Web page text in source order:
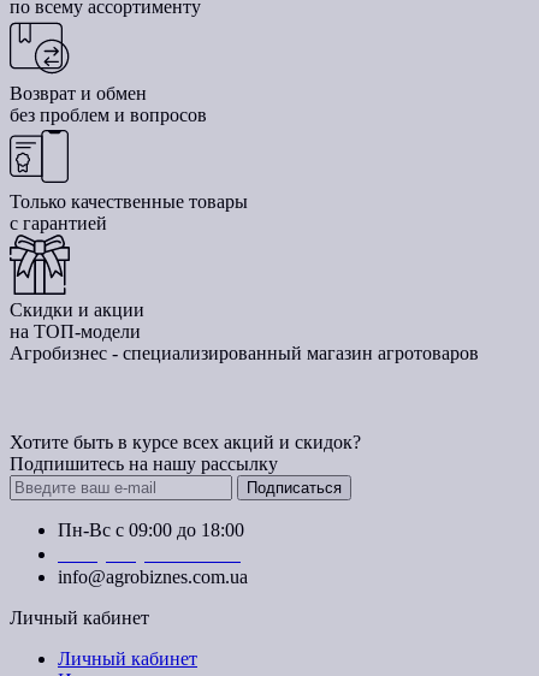
по всему ассортименту
Возврат и обмен
без проблем и вопросов
Только качественные товары
с гарантией
Скидки и акции
на ТОП-модели
Агробизнес - специализированный магазин агротоваров
Хотите быть в курсе всех акций и скидок?
Подпишитесь на нашу рассылку
Подписаться
Пн-Вс с 09:00 до 18:00
info@agrobiznes.com.ua
Личный кабинет
Личный кабинет